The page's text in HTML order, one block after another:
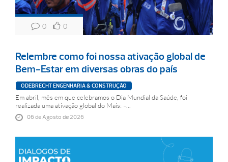
0 0
Relembre como foi nossa ativação global de
Bem-Estar em diversas obras do país
ODEBRECHT ENGENHARIA & CONSTRUÇÃO
Em abril, mês em que celebramos o Dia Mundial da Saúde, foi
realizada uma ativação global do Mais: –...
06 de Agosto de 2026